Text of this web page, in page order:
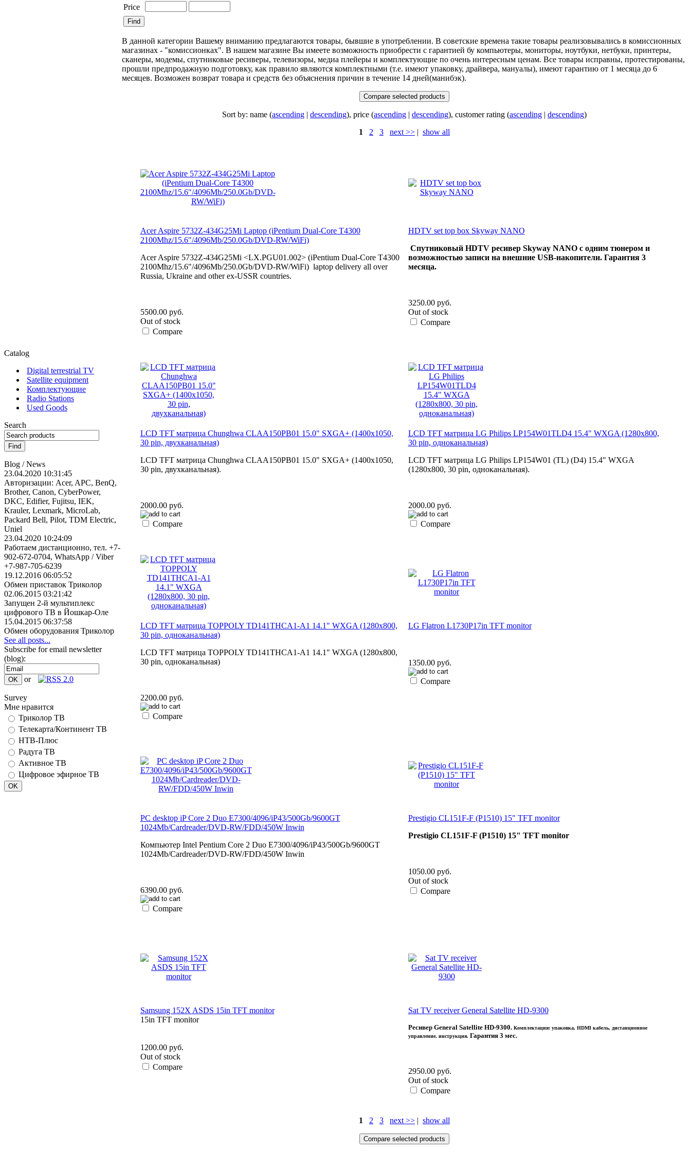
Catalog
Digital terrestrial TV
Satellite equipment
Комплектующие
Radio Stations
Used Goods
Search
Blog / News
23.04.2020 10:31:45
Авторизации: Acer, APC, BenQ,
Brother, Canon, CyberPower,
DKC, Edifier, Fujitsu, IEK,
Krauler, Lexmark, MicroLab,
Packard Bell, Pilot, TDM Electric,
Uniel
23.04.2020 10:24:09
Работаем дистанционно, тел. +7-
902-672-0704, WhatsApp / Viber
+7-987-705-6239
19.12.2016 06:05:52
Обмен приставок Триколор
02.06.2015 03:21:42
Запущен 2-й мультиплекс
цифрового ТВ в Йошкар-Оле
15.04.2015 06:37:58
Обмен оборудования Триколор
See all posts...
Subscribe for email newsletter
(blog):
or
Survey
Мне нравится
Триколор ТВ
Телекарта/Континент ТВ
НТВ-Плюс
Радуга ТВ
Активное ТВ
Цифровое эфирное ТВ
Price
В данной категории Вашему вниманию предлагаются товары, бывшие в употреблении. В советские времена такие товары реализовывались в комиссионных
магазинах - "комиссионках". В нашем магазине Вы имеете возможность приобрести с гарантией бу компьютеры, мониторы, ноутбуки, нетбуки, принтеры,
сканеры, модемы, спутниковые ресиверы, телевизоры, медиа плейеры и комплектующие по очень интересным ценам. Все товары исправны, протестированы,
прошли предпродажную подготовку, как правило являются комплектными (т.е. имеют упаковку, драйвера, мануалы), имеют гарантию от 1 месяца до 6
месяцев. Возможен возврат товара и средств без объяснения причин в течение 14 дней(манибэк).
Sort by: name (ascending | descending), price (ascending | descending), customer rating (ascending | descending)
1
2 3 next >> | show all
Acer Aspire 5732Z-434G25Mi Laptop (iPentium Dual-Core T4300
2100Mhz/15.6"/4096Mb/250.0Gb/DVD-RW/WiFi)
Acer Aspire 5732Z-434G25Mi <LX.PGU01.002> (iPentium Dual-Core T4300
2100Mhz/15.6"/4096Mb/250.0Gb/DVD-RW/WiFi) laptop delivery all over
Russia, Ukraine and other ex-USSR countries.
5500.00 руб.
Out of stock
Compare
HDTV set top box Skyway NANO
Спутниковый HDTV ресивер Skyway NANO с одним тюнером и
возможностью записи на внешние USB-накопители. Гарантия 3
месяца.
3250.00 руб.
Out of stock
Compare
LCD TFT матрица Chunghwa CLAA150PB01 15.0" SXGA+ (1400x1050,
30 pin, двухканальная)
LCD TFT матрица Chunghwa CLAA150PB01 15.0" SXGA+ (1400x1050,
30 pin, двухканальная).
2000.00 руб.
Compare
LCD TFT матрица LG Philips LP154W01TLD4 15.4" WXGA (1280x800,
30 pin, одноканальная)
LCD TFT матрица LG Philips LP154W01 (TL) (D4) 15.4" WXGA
(1280x800, 30 pin, одноканальная).
2000.00 руб.
Compare
LCD TFT матрица TOPPOLY TD141THCA1-A1 14.1" WXGA (1280x800,
30 pin, одноканальная)
LCD TFT матрица TOPPOLY TD141THCA1-A1 14.1" WXGA (1280x800,
30 pin, одноканальная)
2200.00 руб.
Compare
LG Flatron L1730P17in TFT monitor
1350.00 руб.
Compare
PC desktop iP Core 2 Duo E7300/4096/iP43/500Gb/9600GT
1024Mb/Cardreader/DVD-RW/FDD/450W Inwin
Компьютер Intel Pentium Core 2 Duo E7300/4096/iP43/500Gb/9600GT
1024Mb/Cardreader/DVD-RW/FDD/450W Inwin
6390.00 руб.
Compare
Prestigio CL151F-F (P1510) 15" TFT monitor
Prestigio CL151F-F (P1510) 15" TFT monitor
1050.00 руб.
Out of stock
Compare
Samsung 152X ASDS 15in TFT monitor
15in TFT monitor
1200.00 руб.
Out of stock
Compare
Sat TV receiver General Satellite HD-9300
Ресивер General Satellite HD-9300. Комплектация: упаковка, HDMI кабель, дистанционное
управление, инструкция. Гарантия 3 мес.
2950.00 руб.
Out of stock
Compare
1 2 3 next >> | show all